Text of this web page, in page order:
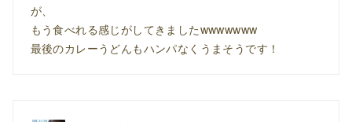
が、
もう食べれる感じがしてきましたwwwwwww
最後のカレーうどんもハンパなくうまそうです！